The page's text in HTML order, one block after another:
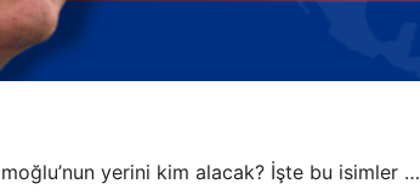
yerini kim alacak? İşte bu isimler …